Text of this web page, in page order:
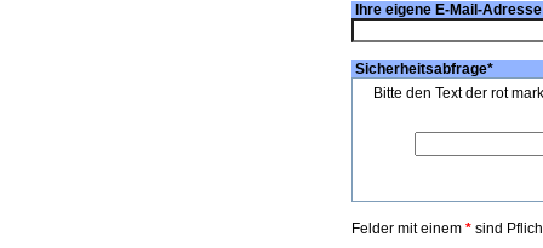
Ihre eigene E-Mail-
Sicherheitsabfrage*
Bitte den Text der rot
Felder mit einem * sind